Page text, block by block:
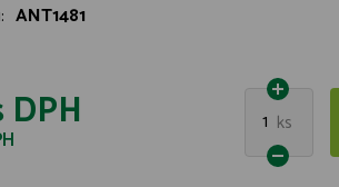
ANT1481
DPH 1 ks